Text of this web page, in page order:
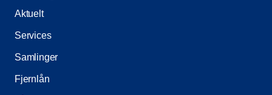
Aktuelt
Services
Samlinger
Fjernlån